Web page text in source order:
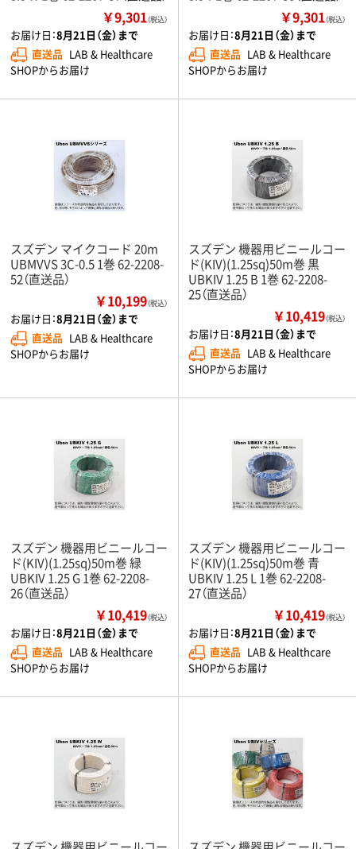
￥9,301（税込）
お届け日：8月21日（金）まで
直送品 LAB & Healthcare
SHOPからお届け
￥9,301（税込）
お届け日：8月21日（金）まで
直送品 LAB & Healthcare
SHOPからお届け
スズデン マイクコード 20m
UBMVVS 3C-0.5 1巻 62-2208-
52（直送品）
￥10,199（税込）
お届け日：8月21日（金）まで
直送品 LAB & Healthcare
SHOPからお届け
スズデン 機器用ビニールコー
ド(KIV)(1.25sq)50m巻 黒
UBKIV 1.25 B 1巻 62-2208-
25（直送品）
￥10,419（税込）
お届け日：8月21日（金）まで
直送品 LAB & Healthcare
SHOPからお届け
スズデン 機器用ビニールコー
ド(KIV)(1.25sq)50m巻 緑
UBKIV 1.25 G 1巻 62-2208-
26（直送品）
￥10,419（税込）
お届け日：8月21日（金）まで
直送品 LAB & Healthcare
SHOPからお届け
スズデン 機器用ビニールコー
ド(KIV)(1.25sq)50m巻 青
UBKIV 1.25 L 1巻 62-2208-
27（直送品）
￥10,419（税込）
お届け日：8月21日（金）まで
直送品 LAB & Healthcare
SHOPからお届け